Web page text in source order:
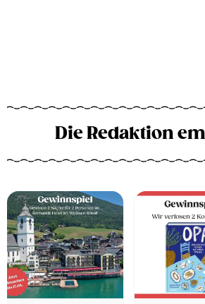
Die Redaktion